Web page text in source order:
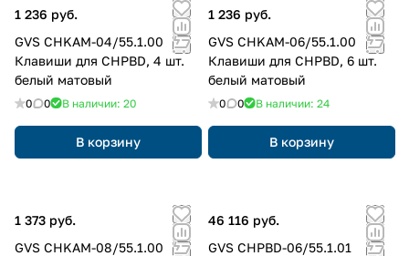
1 236 руб.
GVS CHKAM-04/55.1.00
Клавиши для CHPBD, 4 шт.
белый матовый
0 0 В наличии: 20
В корзину
1 236 руб.
GVS CHKAM-06/55.1.00
Клавиши для CHPBD, 6 шт.
белый матовый
0 0 В наличии: 24
В корзину
1 373 руб.
GVS CHKAM-08/55.1.00
46 116 руб.
GVS CHPBD-06/55.1.01